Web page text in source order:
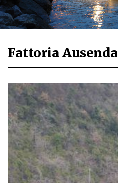
Fattoria Ausenda